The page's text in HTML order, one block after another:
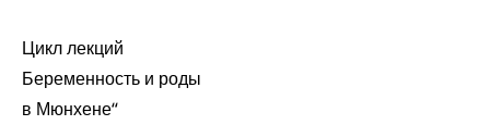
Цикл лекций
Беременность и роды
в Мюнхене“